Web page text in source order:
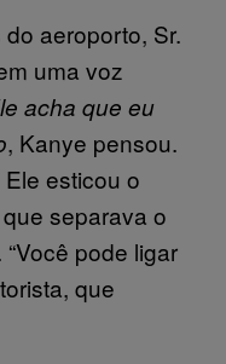
aeroporto, Sr.
uma voz
acha que eu
, Kanye pensou.
Ele esticou o
separava o
pode ligar
que